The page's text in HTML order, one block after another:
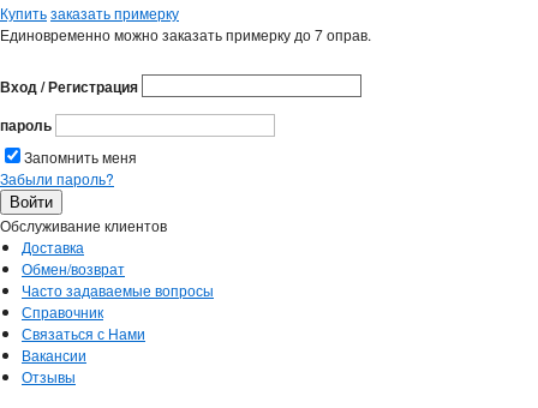
Купитьзаказать примерку
Единовременно можно заказать примерку до 7 оправ.
Вход / Регистрация
пароль
Запомнить меня
Забыли пароль?
Обслуживание клиентов
Доставка
Обмен/возврат
Часто задаваемые вопросы
Справочник
Связаться с Нами
Вакансии
Отзывы